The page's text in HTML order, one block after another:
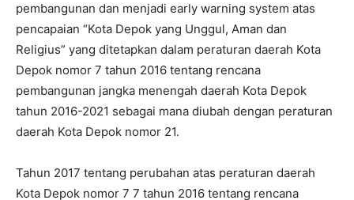
pembangunan dan menjadi early warning system atas
pencapaian “Kota Depok yang Unggul, Aman dan
Religius” yang ditetapkan dalam peraturan daerah Kota
Depok nomor 7 tahun 2016 tentang rencana
pembangunan jangka menengah daerah Kota Depok
tahun 2016-2021 sebagai mana diubah dengan peraturan
daerah Kota Depok nomor 21.
Tahun 2017 tentang perubahan atas peraturan daerah
Kota Depok nomor 7 7 tahun 2016 tentang rencana